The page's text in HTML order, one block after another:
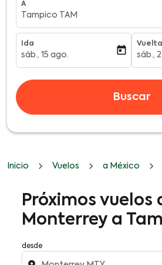
A
Tampico TAM
Ida
fc-booking-departure-date-aria-
sáb., 15 ago. today
Vuelta
fc-
sáb.,
Buscar
Inicio Vuelos a México
Próximos vuelos
Monterrey a
desde